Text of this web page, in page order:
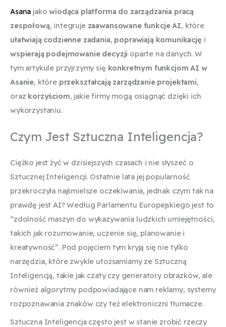
Asana jakowiodąca platforma do zarządzania pracą
zespołową, integruje zaawansowane funkcje AI, które
ułatwiają codzienne zadania, poprawiają komunikację i
wspierają podejmowanie decyzji oparte na danych. W
tym artykule przyjrzymy się konkretnym funkcjom AI w
Asanie, które przekształcają zarządzanie projektami,
oraz korzyściom, jakie firmy mogą osiągnąć dzięki ich
wykorzystaniu.
Czym Jest Sztuczna Inteligencja?
Ciężko jest żyć w dzisiejszych czasach i nie słyszeć o
Sztucznej Inteligencji. Ostatnie lata jej popularność
przekroczyła najśmielsze oczekiwania, jednak czym tak na
prawdę jest AI? Według Parlamentu Europejskiego jest to
“zdolność maszyn do wykazywania ludzkich umiejętności,
takich jak rozumowanie, uczenie się, planowanie i
kreatywność”. Pod pojęciem tym kryją się nie tylko
narzędzia, które zwykle utożsamiamy ze Sztuczną
Inteligencją, takie jak czaty czy generatory obrazków, ale
również algorytmy podpowiadające nam reklamy, systemy
rozpoznawania znaków czy też elektroniczni tłumacze.
Sztuczna Inteligencja często jest w stanie zrobić rzeczy